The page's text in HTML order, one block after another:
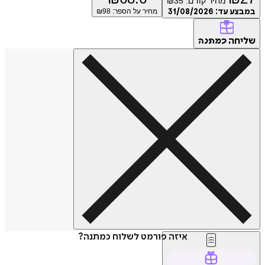
עד:31/08/2026 מחיר על הספר: ₪98
כמתנה
איזה פורמט לשלוח כמתנה?